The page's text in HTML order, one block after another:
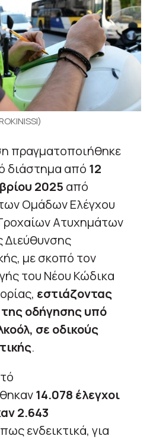
πραγματοποιήθηκε
διάστημα από 12
2025 από
Ομάδων Ελέγχου
Ατυχημάτων
με σκοπό τον
του Νέου Κώδικα
εστιάζοντας
οδήγησης υπό
σε οδικούς
.
14.078 έλεγχοι
2.643
ενδεικτικά, για